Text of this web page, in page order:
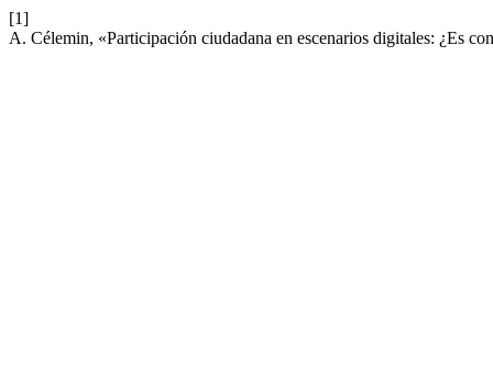
[1]
A. Célemin, «Participación ciudadana en escenarios digitales: ¿Es